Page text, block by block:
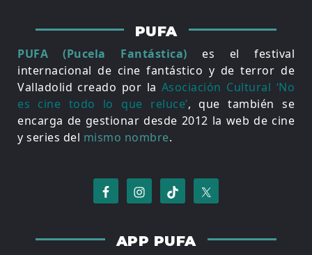
PUFA
PUFA (Pucela Fantástica) es el festival
internacional de cine fantástico y de terror de
Valladolid creado por la Asociación Cultural ‘No
es cine todo lo que reluce’, que también se
encarga de gestionar desde 2012 la web de cine
y series del mismo nombre.
APP PUFA